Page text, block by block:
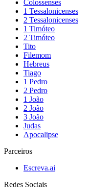
Colossenses
1 Tessalonicenses
2 Tessalonicenses
1 Timóteo
2 Timóteo
Tito
Filemom
Hebreus
Tiago
1 Pedro
2 Pedro
1 João
2 João
3 João
Judas
Apocalipse
Parceiros
Escreva.ai
Redes Sociais